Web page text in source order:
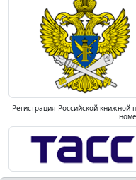
Регистрация Российской